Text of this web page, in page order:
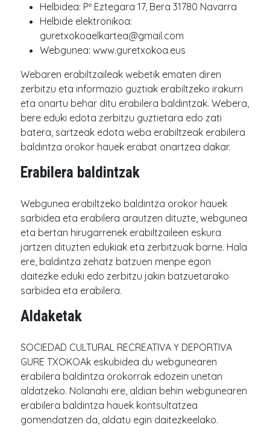
Helbidea: Pº Eztegara 17, Bera 31780 Navarra
Helbide elektronikoa:
guretxokoaelkartea@gmail.com
Webgunea: www.guretxokoa.eus
Webaren erabiltzaileak webetik ematen diren
zerbitzu eta informazio guztiak erabiltzeko irakurri
eta onartu behar ditu erabilera baldintzak. Webera,
bere eduki edota zerbitzu guztietara edo zati
batera, sartzeak edota weba erabiltzeak erabilera
baldintza orokor hauek erabat onartzea dakar.
Erabilera baldintzak
Webgunea erabiltzeko baldintza orokor hauek
sarbidea eta erabilera arautzen dituzte, webgunea
eta bertan hirugarrenek erabiltzaileen eskura
jartzen dituzten edukiak eta zerbitzuak barne. Hala
ere, baldintza zehatz batzuen menpe egon
daitezke eduki edo zerbitzu jakin batzuetarako
sarbidea eta erabilera.
Aldaketak
SOCIEDAD CULTURAL RECREATIVA Y DEPORTIVA
GURE TXOKOAk eskubidea du webgunearen
erabilera baldintza orokorrak edozein unetan
aldatzeko. Nolanahi ere, aldian behin webgunearen
erabilera baldintza hauek kontsultatzea
gomendatzen da, aldatu egin daitezkeelako.